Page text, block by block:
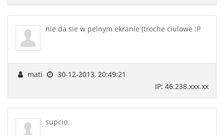
nie da sie w pelnym ekranie (troche ciulowe :P
mati
30-12-2013, 20:49:21
IP: 46.238.xxx.xx
supcio